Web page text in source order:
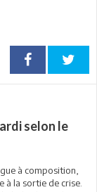
selon le
à composition,
à la sortie de crise.